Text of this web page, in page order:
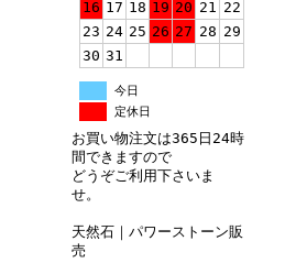
16 17 18 19 20 21 22
23 24 25 26 27 28 29
30 31
今日
定休日
お買い物注文は365日24時
間できますので
どうぞご利用下さいま
せ。
天然石｜パワーストーン販
売